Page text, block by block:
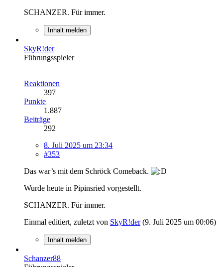
SCHANZER. Für immer.
Inhalt melden
SkyR!der
Führungsspieler
Reaktionen
397
Punkte
1.887
Beiträge
292
8. Juli 2025 um 23:34
#353
Das war’s mit dem Schröck Comeback.
Wurde heute in Pipinsried vorgestellt.
SCHANZER. Für immer.
Einmal editiert, zuletzt von SkyR!der(9. Juli 2025 um 00:06)
Inhalt melden
Schanzer88